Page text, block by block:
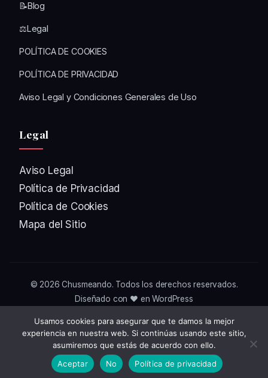
📝Blog
⚖️Legal
POLÍTICA DE COOKIES
POLÍTICA DE PRIVACIDAD
Aviso Legal y Condiciones Generales de Uso
Legal
Aviso Legal
Política de Privacidad
Política de Cookies
Mapa del Sitio
© 2026Chusmeando. Todos los derechos reservados.
Diseñado con ❤️ en WordPress
Usamos cookies para asegurar que te damos la mejor
experiencia en nuestra web. Si continúas usando este sitio,
asumiremos que estás de acuerdo con ello.
Aceptar
No Política de privacidad